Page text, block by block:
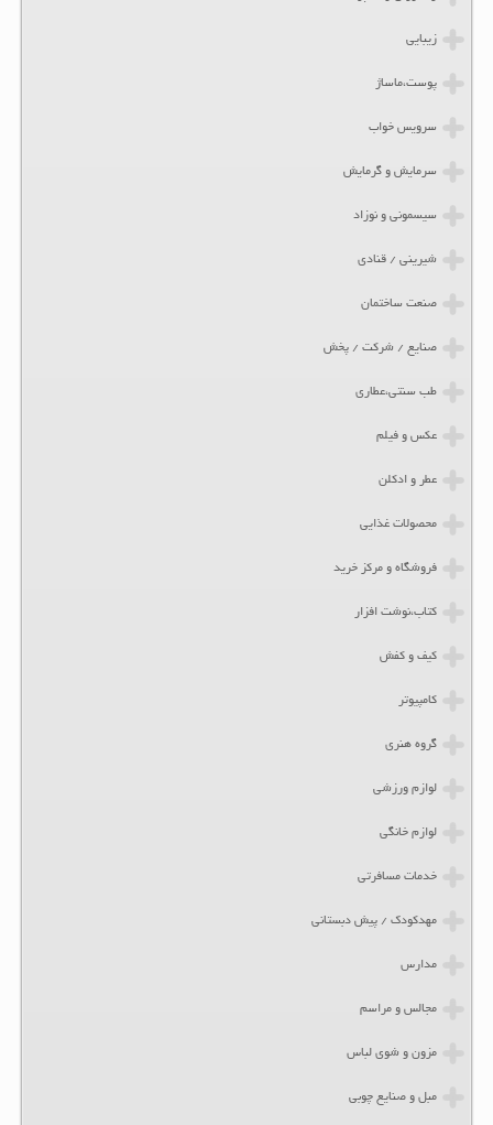
زیبایی
پوست،ماساژ
سرویس خواب
سرمایش و گرمایش
سیسمونی و نوزاد
شیرینی / قنادی
صنعت ساختمان
صنایع / شرکت / پخش
طب سنتی،عطاری
عکس و فیلم
عطر و ادکلن
محصولات غذایی
فروشگاه و مرکز خرید
کتاب،نوشت افزار
کیف و کفش
کامپیوتر
گروه هنری
لوازم ورزشی
لوازم خانگی
خدمات مسافرتی
مهدکودک / پیش دبستانی
مدارس
مجالس و مراسم
مزون و شوی لباس
مبل و صنایع چوبی